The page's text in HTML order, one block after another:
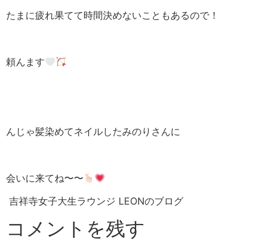
たまに疲れ果てて時間決めないこともあるので！
頼んます
んじゃ髪染めてネイルしたみのりさんに
会いに来てね〜〜
吉祥寺女子大生ラウンジ LEONのブログ
コメントを残す